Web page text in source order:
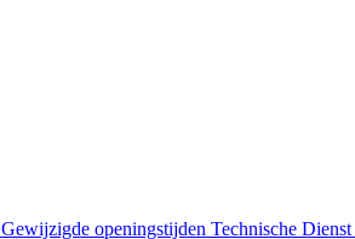
Gewijzigde openingstijden Technische Dienst